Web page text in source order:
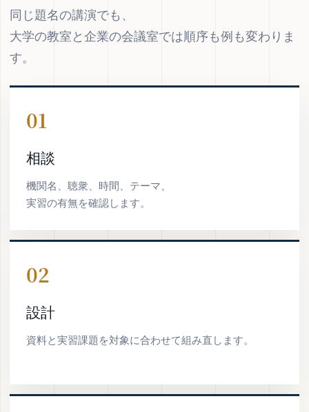
同じ題名の講演でも、
大学の教室と企業の会議室では順序も例も変わりま
す。
01
相談
機関名、聴衆、時間、テーマ、
実習の有無を確認します。
02
設計
資料と実習課題を対象に合わせて組み直します。